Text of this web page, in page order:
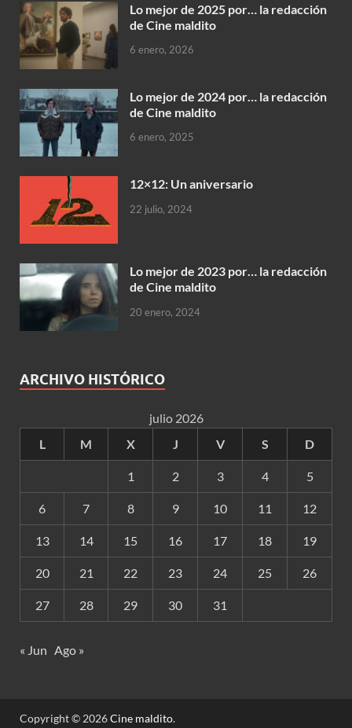
Lo mejor de 2025 por… la redacción
de Cine maldito
6 enero, 2026
Lo mejor de 2024 por… la redacción
de Cine maldito
6 enero, 2025
12×12: Un aniversario
22 julio, 2024
Lo mejor de 2023 por… la redacción
de Cine maldito
20 enero, 2024
ARCHIVO HISTÓRICO
julio 2026
L
M X J V S D
1 2 3 4 5
6 7 8 9 10 11 12
13 14 15 16 17 18 19
20 21 22 23 24 25 26
27 28 29 30 31
« Jun Ago »
Copyright © 2026Cine maldito.